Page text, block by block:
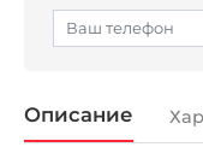
Описание